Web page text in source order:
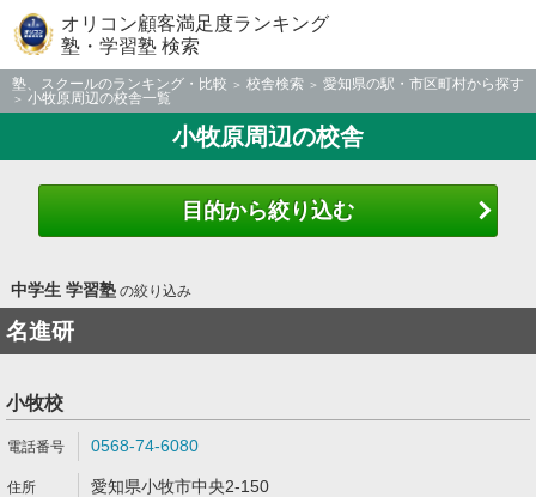
オリコン顧客満足度ランキング
塾・学習塾 検索
塾、スクールのランキング・比較 校舎検索
愛知県の駅・市区町村から探す
小牧原周辺の校舎一覧
小牧原周辺の校舎
目的から絞り込む
中学生 学習塾の絞り込み
名進研
小牧校
0568-74-6080
愛知県小牧市中央2-150